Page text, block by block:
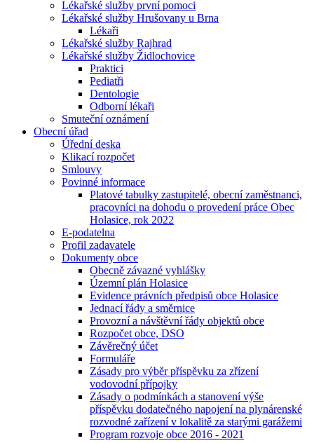
Lékařské služby první pomoci
Lékařské služby Hrušovany u Brna
Lékaři
Lékařské služby Rajhrad
Lékařské služby Židlochovice
Praktici
Pediatři
Dentologie
Odborní lékaři
Smuteční oznámení
Obecní úřad
Úřední deska
Klikací rozpočet
Smlouvy
Povinné informace
Platové tabulky zastupitelé, obecní zaměstnanci,
pracovníci na dohodu o provedení práce Obec
Holasice, rok 2022
E-podatelna
Profil zadavatele
Dokumenty obce
Obecně závazné vyhlášky
Územní plán Holasice
Evidence právních předpisů obce Holasice
Jednací řády a směrnice
Provozní a návštěvní řády objektů obce
Rozpočet obce, DSO
Závěrečný účet
Formuláře
Zásady pro výběr příspěvku za zřízení
vodovodní přípojky
Zásady o podmínkách a stanovení výše
příspěvku dodatečného napojení na plynárenské
rozvodné zařízení v lokalitě za starými garážemi
Program rozvoje obce 2016 - 2021